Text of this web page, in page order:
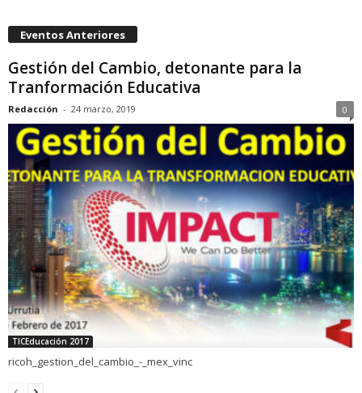
Eventos Anteriores
Gestión del Cambio, detonante para la
Tranformación Educativa
Redacción - 24 marzo, 2019 0
TICEducación 2017
ricoh_gestion_del_cambio_-_mex_vinc